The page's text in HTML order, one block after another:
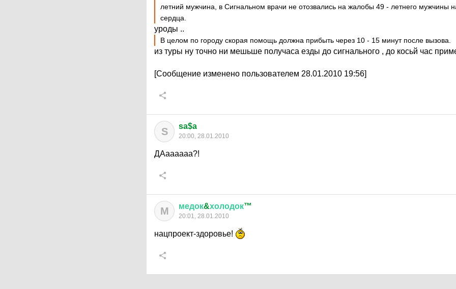
летний мужчина, в Сигнальном врачи не отозвались на жалобы 49 - летнего мужчины
сердца.
уроды ..
В целом по городу скорая помощь должна прибыть через 10 - 15 минут после вызова.
из туры ну точно ни мешьше получаса езды до сигнального , до косьй час
[Сообщение изменено пользователем 28.01.2010 19:56]
S sa$a
20:00, 28.01.2010
ДАаааааа?!
М медок&холодок™
20:01, 28.01.2010
нацпроект-здоровье!